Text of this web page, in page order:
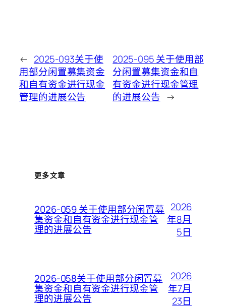
← 2025-093关于使
用部分闲置募集资金
和自有资金进行现金
管理的进展公告
2025-095 关于使用部
分闲置募集资金和自
有资金进行现金管理
的进展公告 →
更多文章
2026-059 关于使用部分闲置募
集资金和自有资金进行现金管
理的进展公告
2026
年8月
5日
2026-058关于使用部分闲置募
集资金和自有资金进行现金管
理的进展公告
2026
年7月
23日